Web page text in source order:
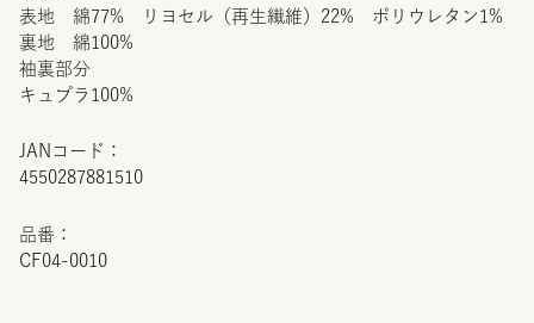
JANコード：
4550287881510
品番：
CF04-0010
表地 綿77% リヨセル（再生繊維）22% ポリウレタン1%
裏地 綿100%
袖裏部分
キュプラ100%